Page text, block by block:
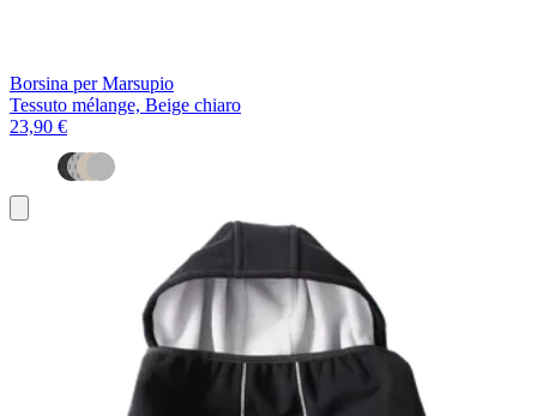
Borsina per Marsupio
Tessuto mélange, Beige chiaro
23,90 €
al